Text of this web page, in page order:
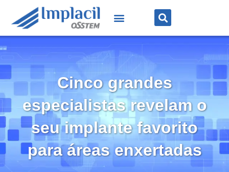
Cinco grandes
especialistas revelam o
seu implante favorito
para áreas enxertadas